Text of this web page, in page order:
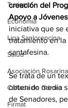
Turismo
Economía
Liga Sanlorencina
Salud
Asociación
Cañada de Gómez
Firmat
creación del
Apoyo a
iniciativa que se
tratamiento en la
santafesina.
Se trata de un
obtenido media
de Senadores,